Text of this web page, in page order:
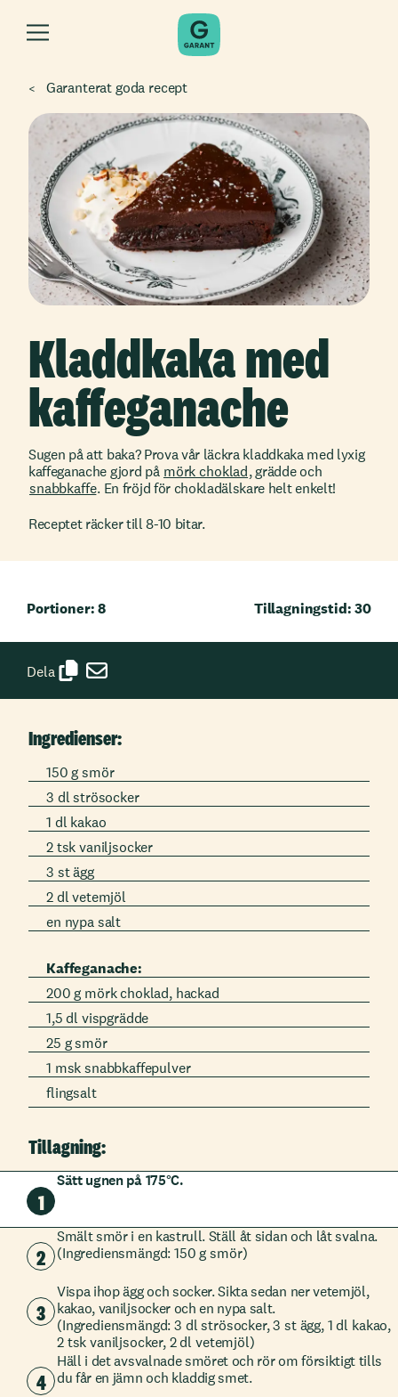
Garanterat goda recept
Kladdkaka med
kaffeganache
Sugen på att baka? Prova vår läckra kladdkaka med lyxig
kaffeganache gjord på mörk choklad, grädde och
snabbkaffe. En fröjd för chokladälskare helt enkelt!
Receptet räcker till 8-10 bitar.
Portioner: 8 Tillagningstid: 30
Dela
Ingredienser:
150 g smör
3 dl strösocker
1 dl kakao
2 tsk vaniljsocker
3 st ägg
2 dl vetemjöl
en nypa salt
Kaffeganache:
200 g mörk choklad, hackad
1,5 dl vispgrädde
25 g smör
1 msk snabbkaffepulver
flingsalt
Tillagning:
1
Sätt ugnen på 175°C.
2
Smält smör i en kastrull. Ställ åt sidan och låt svalna.
(Ingrediensmängd: 150 g smör)
3
Vispa ihop ägg och socker. Sikta sedan ner vetemjöl,
kakao, vaniljsocker och en nypa salt.
(Ingrediensmängd: 3 dl strösocker, 3 st ägg, 1 dl kakao,
2 tsk vaniljsocker, 2 dl vetemjöl)
4
Häll i det avsvalnade smöret och rör om försiktigt tills
du får en jämn och kladdig smet.